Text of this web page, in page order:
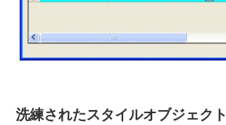
洗練されたスタイルオブジェクト